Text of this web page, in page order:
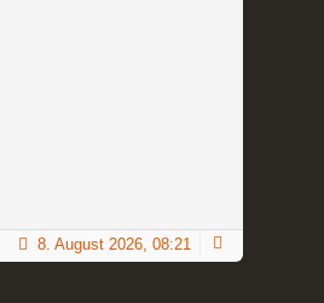
8. August 2026, 08:21